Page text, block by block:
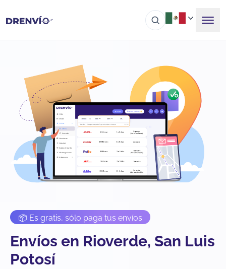
📦 Es gratis, sólo paga tus envíos
Envíos en Rioverde, San Luis
Potosí